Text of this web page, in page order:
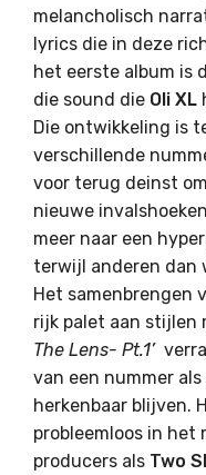
melancholisch
lyrics die in deze
het eerste album is
die sound die Oli XL
Die ontwikkeling is
verschillende
voor terug deinst
nieuwe
meer naar een
terwijl anderen dan
Het samenbrengen
rijk palet aan stijlen
The Lens- Pt.1’
van een nummer
herkenbaar blijven.
probleemloos in
producers als Two